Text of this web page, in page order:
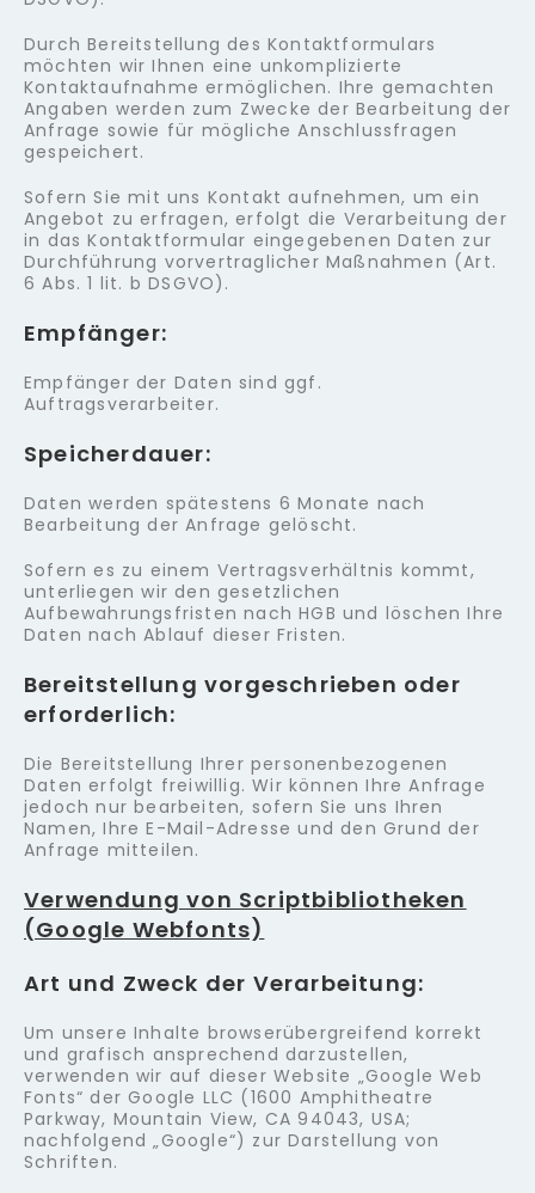
Durch Bereitstellung des Kontaktformulars
möchten wir Ihnen eine unkomplizierte
Kontaktaufnahme ermöglichen. Ihre gemachten
Angaben werden zum Zwecke der Bearbeitung der
Anfrage sowie für mögliche Anschlussfragen
gespeichert.
Sofern Sie mit uns Kontakt aufnehmen, um ein
Angebot zu erfragen, erfolgt die Verarbeitung der
in das Kontaktformular eingegebenen Daten zur
Durchführung vorvertraglicher Maßnahmen (Art.
6 Abs. 1 lit. b DSGVO).
Empfänger:
Empfänger der Daten sind ggf.
Auftragsverarbeiter.
Speicherdauer:
Daten werden spätestens 6 Monate nach
Bearbeitung der Anfrage gelöscht.
Sofern es zu einem Vertragsverhältnis kommt,
unterliegen wir den gesetzlichen
Aufbewahrungsfristen nach HGB und löschen Ihre
Daten nach Ablauf dieser Fristen.
Bereitstellung vorgeschrieben oder
erforderlich:
Die Bereitstellung Ihrer personenbezogenen
Daten erfolgt freiwillig. Wir können Ihre Anfrage
jedoch nur bearbeiten, sofern Sie uns Ihren
Namen, Ihre E-Mail-Adresse und den Grund der
Anfrage mitteilen.
Verwendung von Scriptbibliotheken
(Google Webfonts)
Art und Zweck der Verarbeitung:
Um unsere Inhalte browserübergreifend korrekt
und grafisch ansprechend darzustellen,
verwenden wir auf dieser Website „Google Web
Fonts“ der Google LLC (1600 Amphitheatre
Parkway, Mountain View, CA 94043, USA;
nachfolgend „Google“) zur Darstellung von
Schriften.